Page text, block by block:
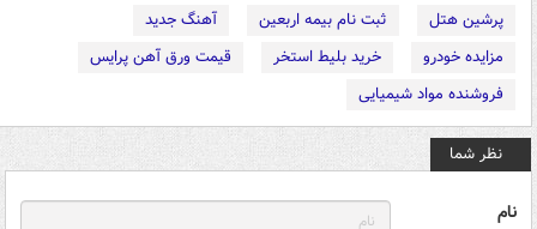
پرشین هتل
ثبت نام بیمه اربعین
آهنگ جدید
مزایده خودرو
خرید بلیط استخر
قیمت ورق آهن پرایس
فروشنده مواد شیمیایی
نظر شما
نام